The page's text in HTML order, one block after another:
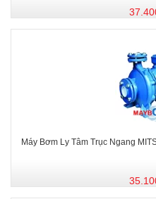
Máy Bơm Ly Tâm Trục Ngang